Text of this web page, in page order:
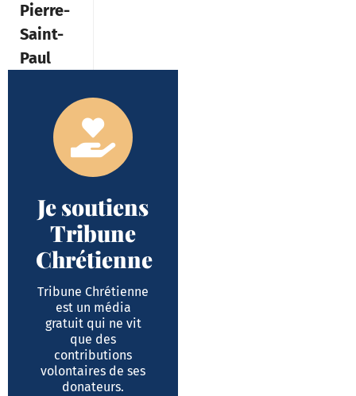
Pierre-
Saint-
Paul
Je soutiens
Tribune
Chrétienne
Tribune Chrétienne
est un média
gratuit qui ne vit
que des
contributions
volontaires de ses
donateurs.